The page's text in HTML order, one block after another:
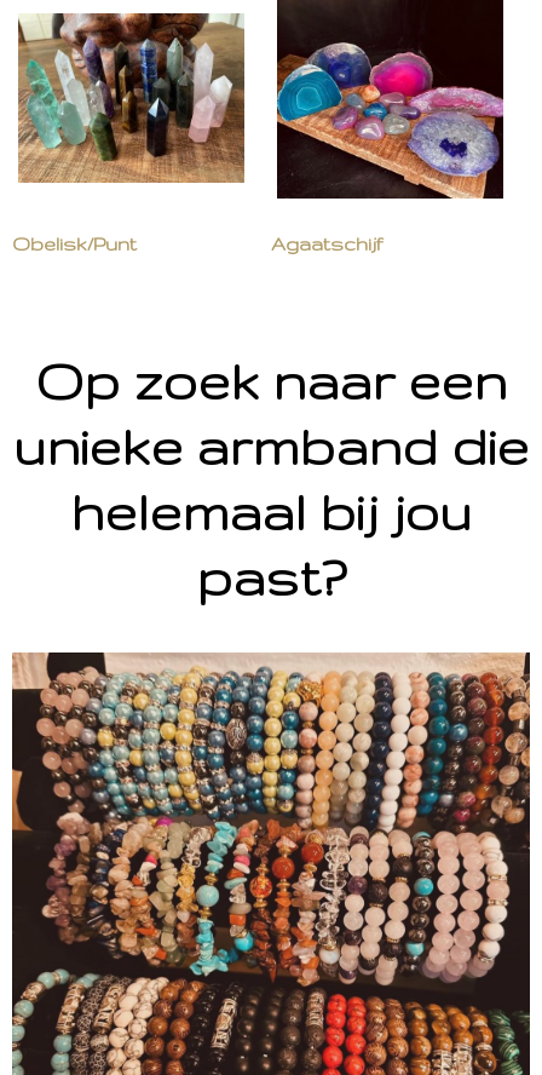
Obelisk/Punt Agaatschijf
Op zoek naar een
unieke armband die
helemaal bij jou
past?